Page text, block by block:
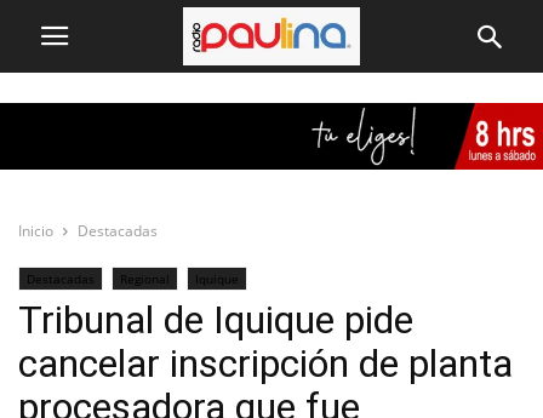
Inicio Destacadas
Destacadas Regional Iquique
Tribunal de Iquique pide
cancelar inscripción de planta
procesadora que fue